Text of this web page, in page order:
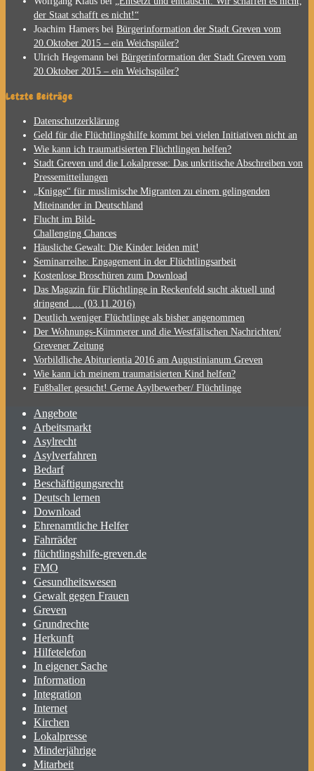
der Staat schafft es nicht!“
Joachim Hamers bei Bürgerinformation der Stadt Greven vom
20.Oktober 2015 – ein Weichspüler?
Ulrich Hegemann bei Bürgerinformation der Stadt Greven vom
20.Oktober 2015 – ein Weichspüler?
Letzte Beiträge
Datenschutzerklärung
Geld für die Flüchtlingshilfe kommt bei vielen Initiativen nicht an
Wie kann ich traumatisierten Flüchtlingen helfen?
Stadt Greven und die Lokalpresse: Das unkritische Abschreiben von
Pressemitteilungen
„Knigge“ für muslimische Migranten zu einem gelingenden
Miteinander in Deutschland
Flucht im Bild-
Challenging Chances
Häusliche Gewalt: Die Kinder leiden mit!
Seminarreihe: Engagement in der Flüchtlingsarbeit
Kostenlose Broschüren zum Download
Das Magazin für Flüchtlinge in Reckenfeld sucht aktuell und
dringend … (03.11.2016)
Deutlich weniger Flüchtlinge als bisher angenommen
Der Wohnungs-Kümmerer und die Westfälischen Nachrichten/
Grevener Zeitung
Vorbildliche Abiturientia 2016 am Augustinianum Greven
Wie kann ich meinem traumatisierten Kind helfen?
Fußballer gesucht! Gerne Asylbewerber/ Flüchtlinge
Angebote
Arbeitsmarkt
Asylrecht
Asylverfahren
Bedarf
Beschäftigungsrecht
Deutsch lernen
Download
Ehrenamtliche Helfer
Fahrräder
flüchtlingshilfe-greven.de
FMO
Gesundheitswesen
Gewalt gegen Frauen
Greven
Grundrechte
Herkunft
Hilfetelefon
In eigener Sache
Information
Integration
Internet
Kirchen
Lokalpresse
Minderjährige
Mitarbeit